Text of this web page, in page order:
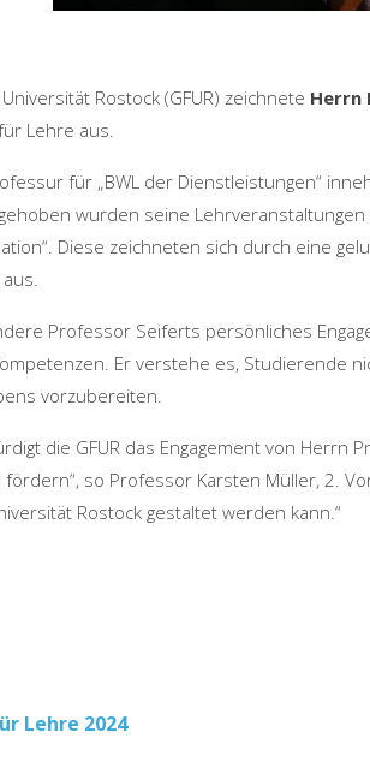
Rostock (GFUR) zeichnete Herrn
Lehre aus.
für „BWL der Dienstleistungen“
wurden seine
Diese zeichneten sich durch eine
Professor Seiferts persönliches
Er verstehe es, Studierende
vorzubereiten.
die GFUR das Engagement von
so Professor Karsten Müller, 2.
Rostock gestaltet werden kann.“
Lehre 2024